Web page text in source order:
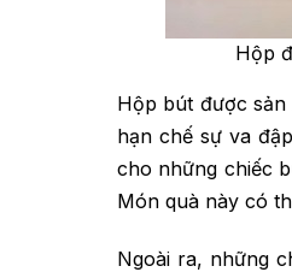
Hộp
Hộp bút được
hạn chế sự va
cho những chiếc
Món quà này có
Ngoài ra, những